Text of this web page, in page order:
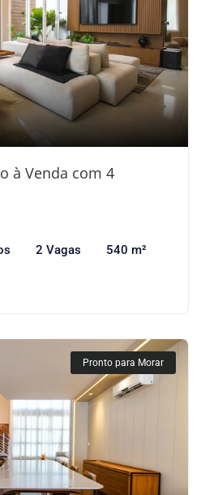
à Venda com 4
2 Vagas 540 m²
Pronto para Morar